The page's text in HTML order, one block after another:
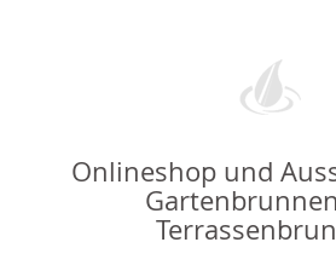
Onlineshop und